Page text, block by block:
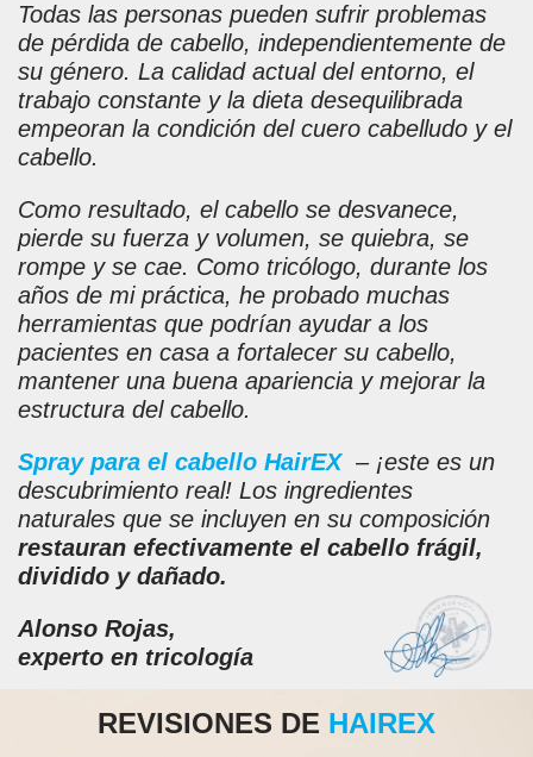
Todas las personas pueden sufrir problemas
de pérdida de cabello, independientemente de
su género. La calidad actual del entorno, el
trabajo constante y la dieta desequilibrada
empeoran la condición del cuero cabelludo y el
cabello.
Como resultado, el cabello se desvanece,
pierde su fuerza y volumen, se quiebra, se
rompe y se cae. Como tricólogo, durante los
años de mi práctica, he probado muchas
herramientas que podrían ayudar a los
pacientes en casa a fortalecer su cabello,
mantener una buena apariencia y mejorar la
estructura del cabello.
Spray para el cabello HairEX – ¡este es un
descubrimiento real! Los ingredientes
naturales que se incluyen en su composición
restauran efectivamente el cabello frágil,
dividido y dañado.
Alonso Rojas,
experto en tricología
REVISIONES DE HAIREX